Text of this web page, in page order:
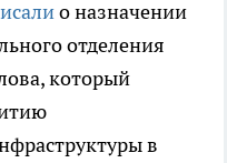
о назначении
отделения
который
в